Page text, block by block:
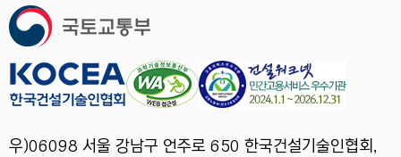
우)06098 서울 강남구 언주로 650 한국건설기술인협회,